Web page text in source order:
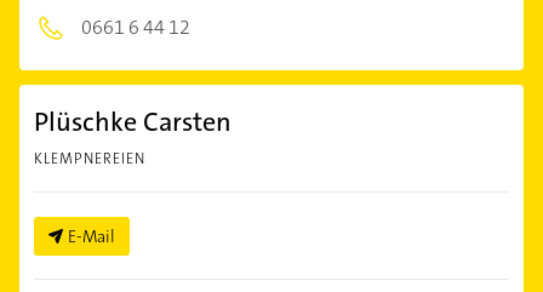
0661 6 44 12
Plüschke Carsten
KLEMPNEREIEN
E-Mail